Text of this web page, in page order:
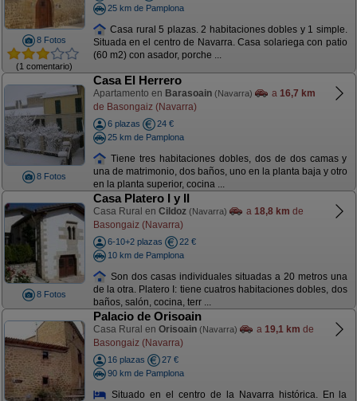
8 Fotos
(1 comentario)
25 km de Pamplona
Casa rural 5 plazas. 2 habitaciones dobles y 1 simple.
Situada en el centro de Navarra. Casa solariega con patio
(60 m2) con asador, porche ...
8 Fotos
Casa El Herrero
Apartamento en Barasoain (Navarra) a 16,7 km
de Basongaiz (Navarra)
6 plazas
24 €
25 km de Pamplona
Tiene tres habitaciones dobles, dos de dos camas y
una de matrimonio, dos baños, uno en la planta baja y otro
en la planta superior, cocina ...
8 Fotos
Casa Platero I y II
Casa Rural en Cildoz (Navarra) a 18,8 km de
Basongaiz (Navarra)
6-10+2 plazas
22 €
10 km de Pamplona
Son dos casas individuales situadas a 20 metros una
de la otra. Platero I: tiene cuatros habitaciones dobles, dos
baños, salón, cocina, terr ...
Palacio de Orisoain
Casa Rural en Orisoain (Navarra) a 19,1 km de
Basongaiz (Navarra)
16 plazas
27 €
90 km de Pamplona
Situado en el centro de la Navarra histórica. En la